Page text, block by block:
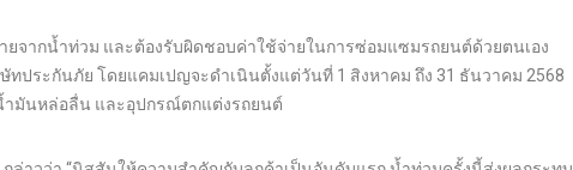
จากน้ำท่วม และต้องรับผิดชอบค่าใช้จ่ายในการซ่อมแซมรถยนต์ด้วยตนเอง
ทประกันภัย โดยแคมเปญจะดำเนินตั้งแต่วันที่ 1 สิงหาคม ถึง 31 ธันวาคม 2568
มันหล่อลื่น และอุปกรณ์ตกแต่งรถยนต์